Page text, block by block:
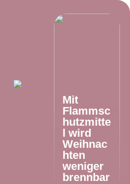
Mit
Flammsc
hutzmitte
l wird
Weihnac
hten
weniger
brennbar